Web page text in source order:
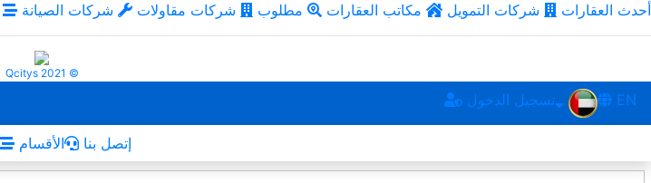
أحدث العقارات شركات التمويل مكاتب العقارات مطلوب شركات مقاولات شركات الصيانة
Qcitys 2021 ©
تسجيل الدخول EN
الأقسام إتصل بنا